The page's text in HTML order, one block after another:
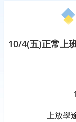
10/4(五)正常上
上放學